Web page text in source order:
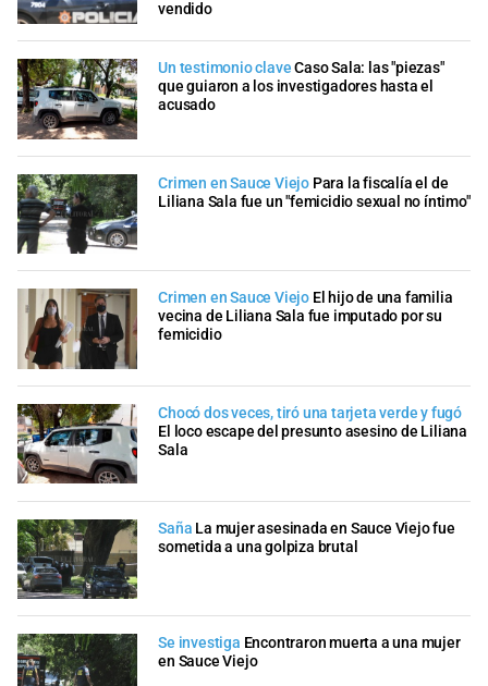
vendido
Un testimonio claveCaso Sala: las "piezas"
que guiaron a los investigadores hasta el
acusado
Crimen en Sauce Viejo Para la fiscalía el de
Liliana Sala fue un "femicidio sexual no íntimo"
Crimen en Sauce Viejo El hijo de una familia
vecina de Liliana Sala fue imputado por su
femicidio
Chocó dos veces, tiró una tarjeta verde y fugó
El loco escape del presunto asesino de Liliana
Sala
Saña La mujer asesinada en Sauce Viejo fue
sometida a una golpiza brutal
Se investiga Encontraron muerta a una mujer
en Sauce Viejo